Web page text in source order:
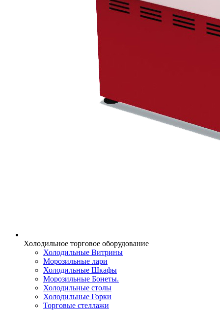
Холодильное торговое оборудование
Холодильные Витрины
Морозильные лари
Холодильные Шкафы
Морозильные Бонеты.
Холодильные столы
Холодильные Горки
Торговые стеллажи